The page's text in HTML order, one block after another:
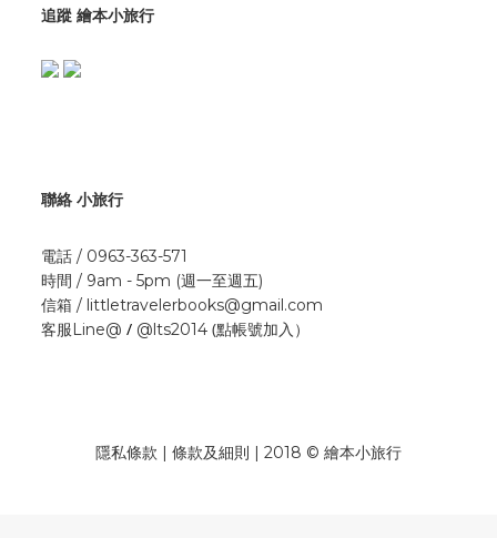
追蹤 繪本小旅行
聯絡 小旅行
電話 / 0963-363-571
時間 / 9am - 5pm (週一至週五)
信箱 / littletravelerbooks@gmail.com
客服Line@ / @lts2014 (點帳號加入）
隱私條款 | 條款及細則 | 2018 © 繪本小旅行